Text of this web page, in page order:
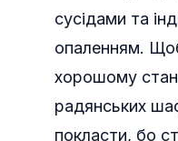
сусідами та
опаленням.
хорошому
радянських
покласти, бо